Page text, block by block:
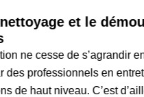
et le
cesse de s’agrandir en
professionnels en
haut niveau. C’est